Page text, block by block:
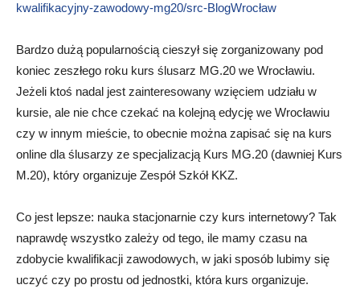
kwalifikacyjny-zawodowy-mg20/src-BlogWrocław
Bardzo dużą popularnością cieszył się zorganizowany pod
koniec zeszłego roku kurs ślusarz MG.20 we Wrocławiu.
Jeżeli ktoś nadal jest zainteresowany wzięciem udziału w
kursie, ale nie chce czekać na kolejną edycję we Wrocławiu
czy w innym mieście, to obecnie można zapisać się na kurs
online dla ślusarzy ze specjalizacją Kurs MG.20 (dawniej Kurs
M.20), który organizuje Zespół Szkół KKZ.
Co jest lepsze: nauka stacjonarnie czy kurs internetowy? Tak
naprawdę wszystko zależy od tego, ile mamy czasu na
zdobycie kwalifikacji zawodowych, w jaki sposób lubimy się
uczyć czy po prostu od jednostki, która kurs organizuje.